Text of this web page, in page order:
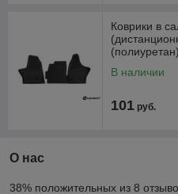
Коврики в
(полиуретан)
В наличии
101 руб.
О нас
38% положительных из 8